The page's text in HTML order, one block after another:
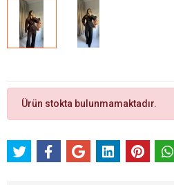
Ürün stokta bulunmamaktadır.